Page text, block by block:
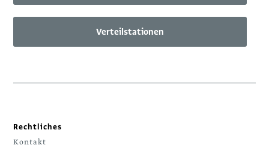
Verteilstationen
Rechtliches
Kontakt